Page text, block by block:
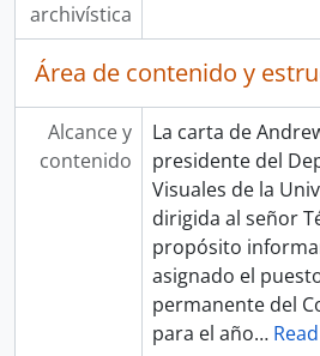
archivística
Área de contenido y
Alcance y
contenido
La carta de
presidente del
Visuales de la
dirigida al señor
propósito
asignado el
permanente del
para el año…